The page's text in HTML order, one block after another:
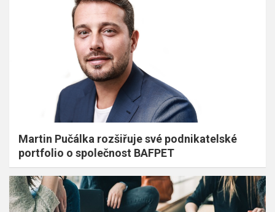
Martin Pučálka rozšiřuje své podnikatelské
portfolio o společnost BAFPET